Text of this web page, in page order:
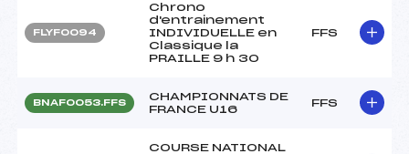
FLYF0094
Chrono
d'entrainement
INDIVIDUELLE en
Classique la
PRAILLE 9 h 30
FFS
BNAF0053.FFS
CHAMPIONNATS DE
FRANCE U16
FFS
COURSE NATIONAL